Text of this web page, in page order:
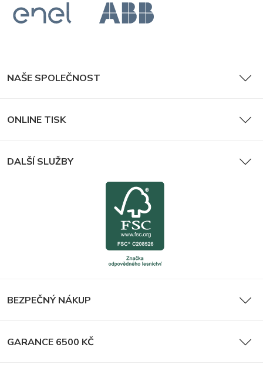
NAŠE SPOLEČNOST
ONLINE TISK
DALŠÍ SLUŽBY
BEZPEČNÝ NÁKUP
GARANCE 6500 KČ